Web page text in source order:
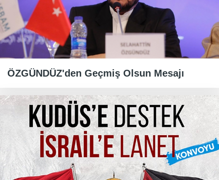
ÖZGÜNDÜZ'den Geçmiş Olsun Mesajı